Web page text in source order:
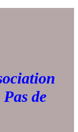
de